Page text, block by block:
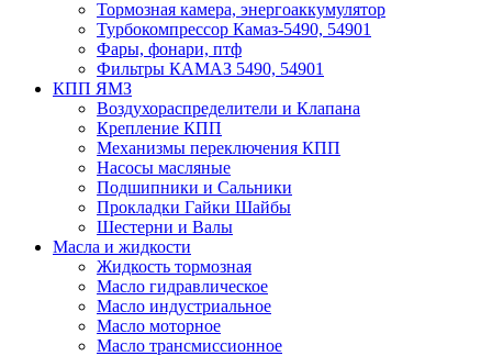
Тормозная камера, энергоаккумулятор
Турбокомпрессор Камаз-5490, 54901
Фары, фонари, птф
Фильтры КАМАЗ 5490, 54901
КПП ЯМЗ
Воздухораспределители и Клапана
Крепление КПП
Механизмы переключения КПП
Насосы масляные
Подшипники и Сальники
Прокладки Гайки Шайбы
Шестерни и Валы
Масла и жидкости
Жидкость тормозная
Масло гидравлическое
Масло индустриальное
Масло моторное
Масло трансмиссионное